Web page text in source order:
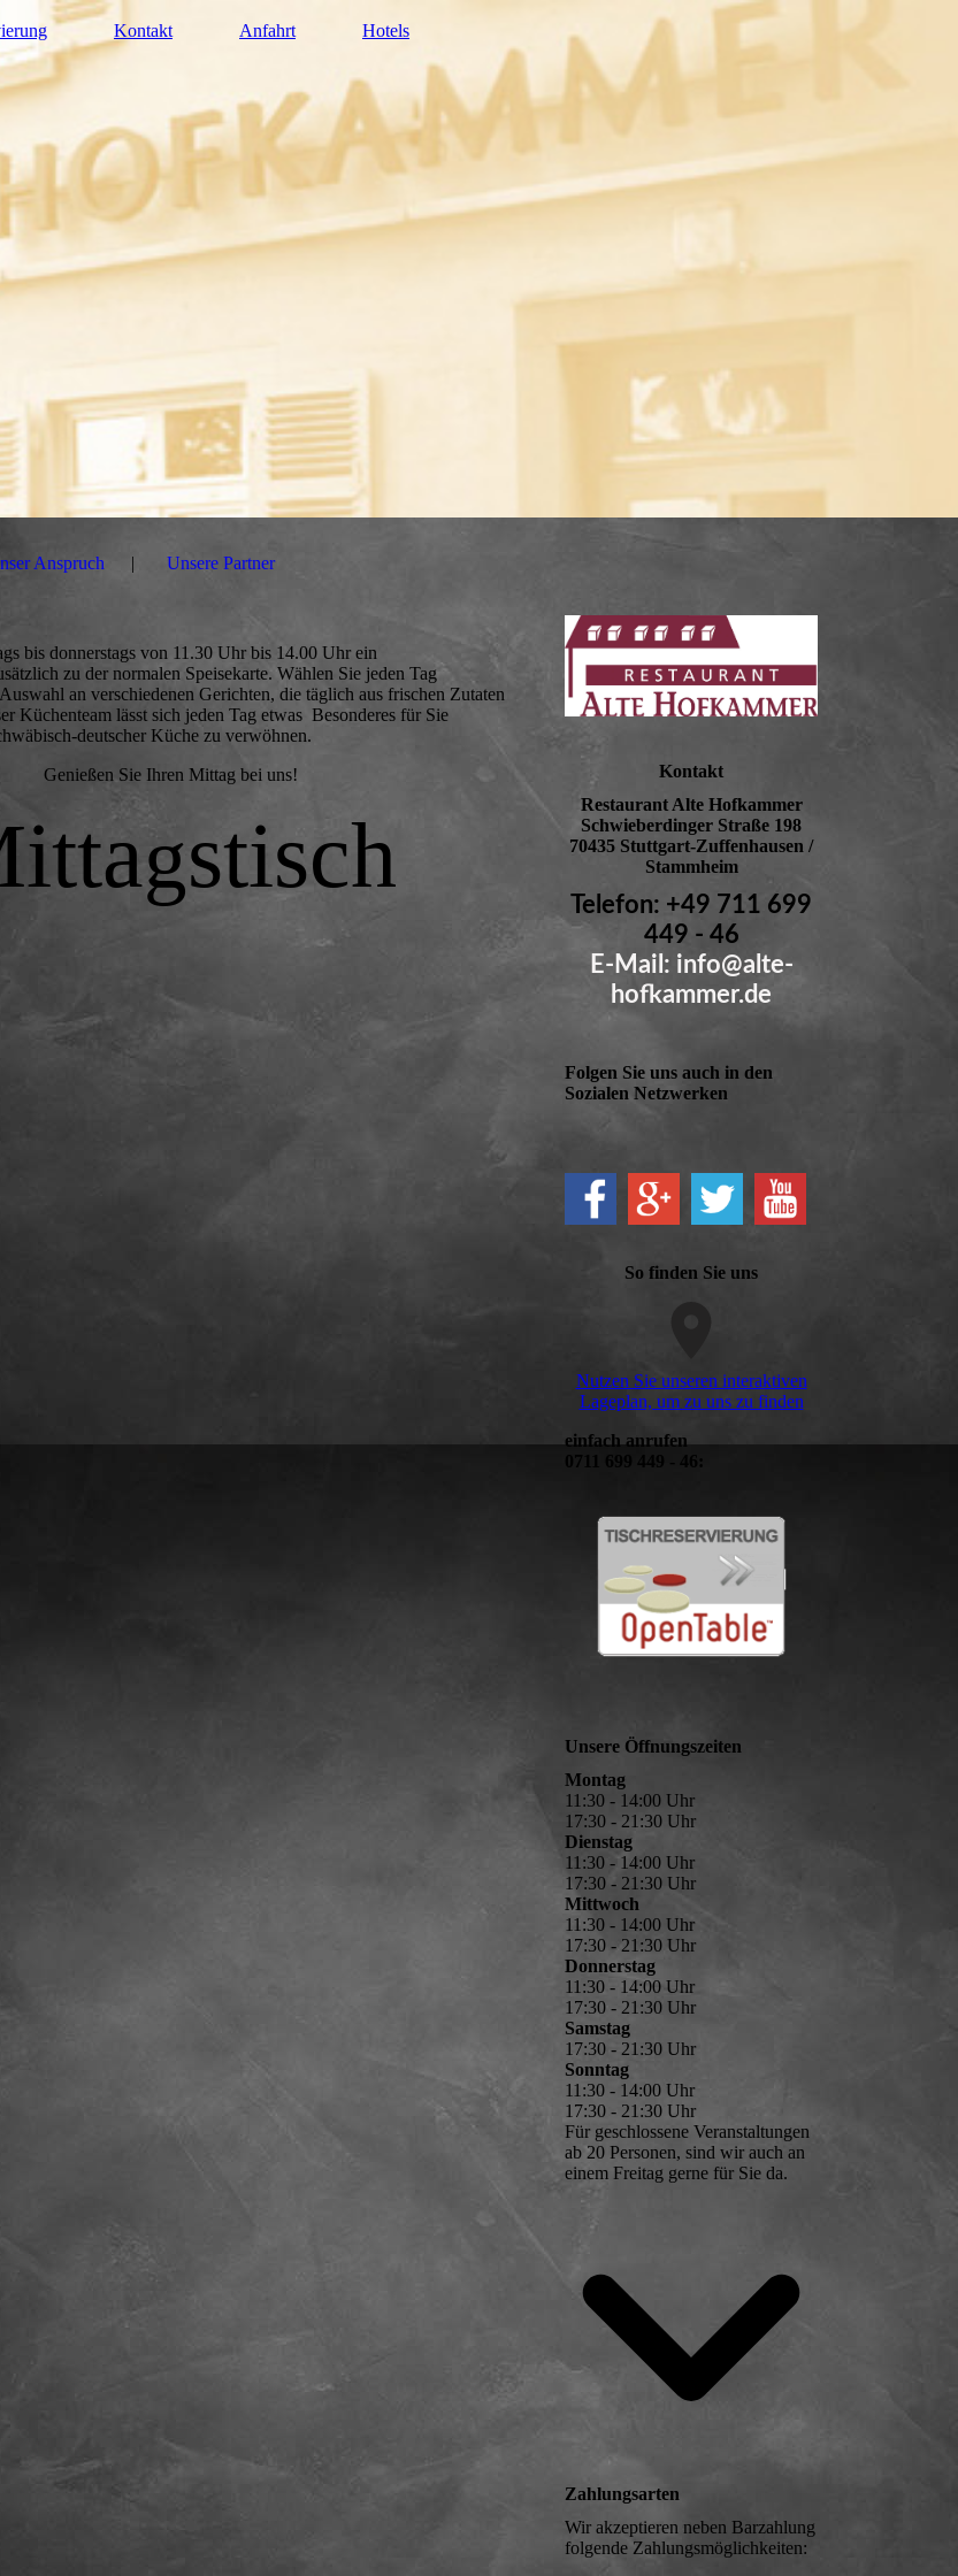
Kontakt Anfahrt Hotels
Anspruch Unsere Partner
bis donnerstags von 11.30 Uhr bis 14.00 Uhr ein
zu der normalen Speisekarte. Wählen Sie jeden Tag
an verschiedenen Gerichten, die täglich aus frischen Zutaten
Küchenteam lässt sich jeden Tag etwas Besonderes für Sie
deutscher Küche zu verwöhnen.
Genießen Sie Ihren Mittag bei uns!
gstisch
Kontakt
Restaurant Alte Hofkammer
Schwieberdinger Straße 198
70435 Stuttgart-Zuffenhausen /
Stammheim
Telefon: +49 711 699
449 - 46
E-Mail: info@alte-
hofkammer.de
Folgen Sie uns auch in den
Sozialen Netzwerken
So finden Sie uns
Nutzen Sie unseren interaktiven
La­ge­plan, um zu uns zu finden
einfach anrufen
Unsere Öffnungszeiten
Montag
11:30 - 14:00 Uhr
17:30 - 21:30 Uhr
Dienstag
11:30 - 14:00 Uhr
17:30 - 21:30 Uhr
Mittwoch
11:30 - 14:00 Uhr
17:30 - 21:30 Uhr
Donnerstag
11:30 - 14:00 Uhr
17:30 - 21:30 Uhr
Samstag
17:30 - 21:30 Uhr
Sonntag
11:30 - 14:00 Uhr
17:30 - 21:30 Uhr
Für geschlossene Veranstaltungen
ab 20 Personen, sind wir auch an
einem Freitag gerne für Sie da.
Zahlungsarten
Wir akzeptieren neben Barzahlung
folgende Zahlungsmöglichkeiten: